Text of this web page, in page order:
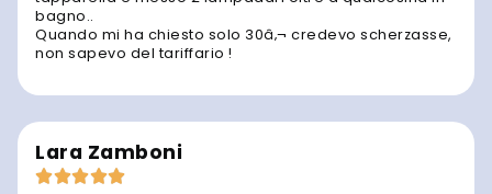
bagno..
Quando mi ha chiesto solo 30â‚¬ credevo scherzasse,
non sapevo del tariffario !
Lara Zamboni